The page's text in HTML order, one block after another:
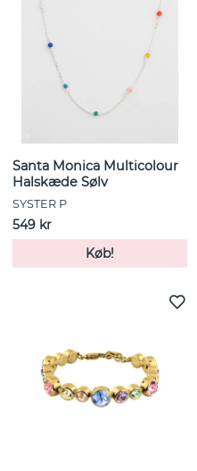
Santa Monica Multicolour
Halskæde Sølv
SYSTER P
549 kr
Køb!